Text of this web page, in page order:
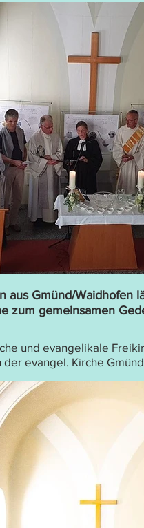
aus Gmünd/Waidhofen
zum gemeinsamen
und evangelikale
evangel. Kirche Gmünd